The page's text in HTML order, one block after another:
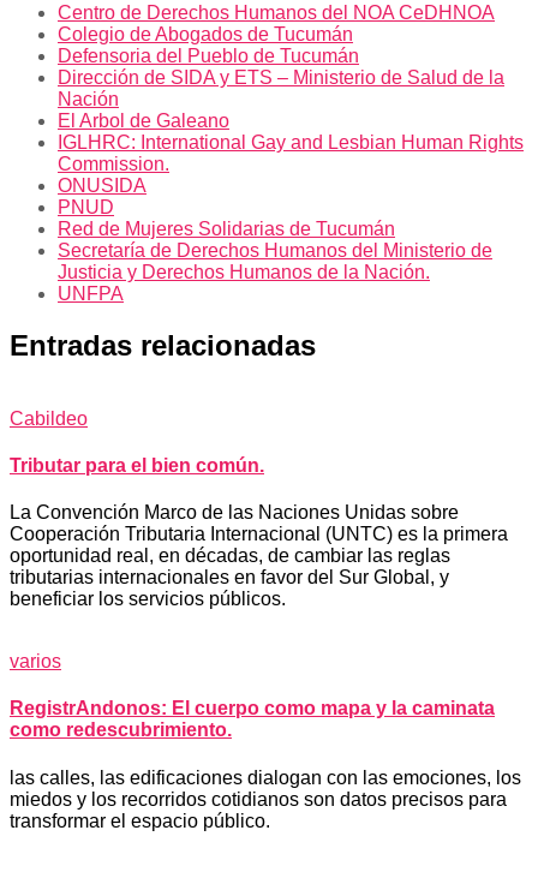
Centro de Derechos Humanos del NOA CeDHNOA
Colegio de Abogados de Tucumán
Defensoria del Pueblo de Tucumán
Dirección de SIDA y ETS – Ministerio de Salud de la
Nación
El Arbol de Galeano
IGLHRC: International Gay and Lesbian Human Rights
Commission.
ONUSIDA
PNUD
Red de Mujeres Solidarias de Tucumán
Secretaría de Derechos Humanos del Ministerio de
Justicia y Derechos Humanos de la Nación.
UNFPA
Entradas relacionadas
Cabildeo
Tributar para el bien común.
La Convención Marco de las Naciones Unidas sobre
Cooperación Tributaria Internacional (UNTC) es la primera
oportunidad real, en décadas, de cambiar las reglas
tributarias internacionales en favor del Sur Global, y
beneficiar los servicios públicos.
varios
RegistrAndonos: El cuerpo como mapa y la caminata
como redescubrimiento.
las calles, las edificaciones dialogan con las emociones, los
miedos y los recorridos cotidianos son datos precisos para
transformar el espacio público.